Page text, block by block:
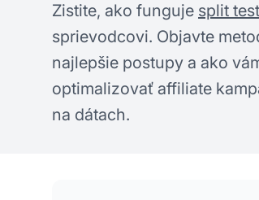
Zistite, ako funguje split
sprievodcovi. Objavte
najlepšie postupy a ako
optimalizovať affiliate
na dátach.